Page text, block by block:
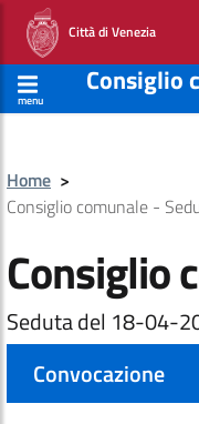
Città di Venezia
menu
Consiglio
Home >
Consiglio comunale -
Consiglio
Seduta del 18-04-
Convocazione